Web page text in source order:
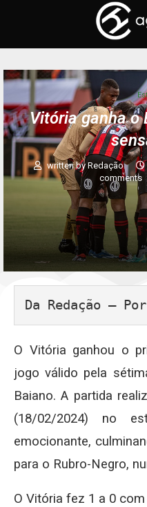
Vitória ganha o
written byRedação
comments
Da Redação –
O Vitória ganhou o
jogo válido pela
Baiano. A partida
(18/02/2024) no
emocionante,
para o Rubro-Negro,
O Vitória fez 1 a 0